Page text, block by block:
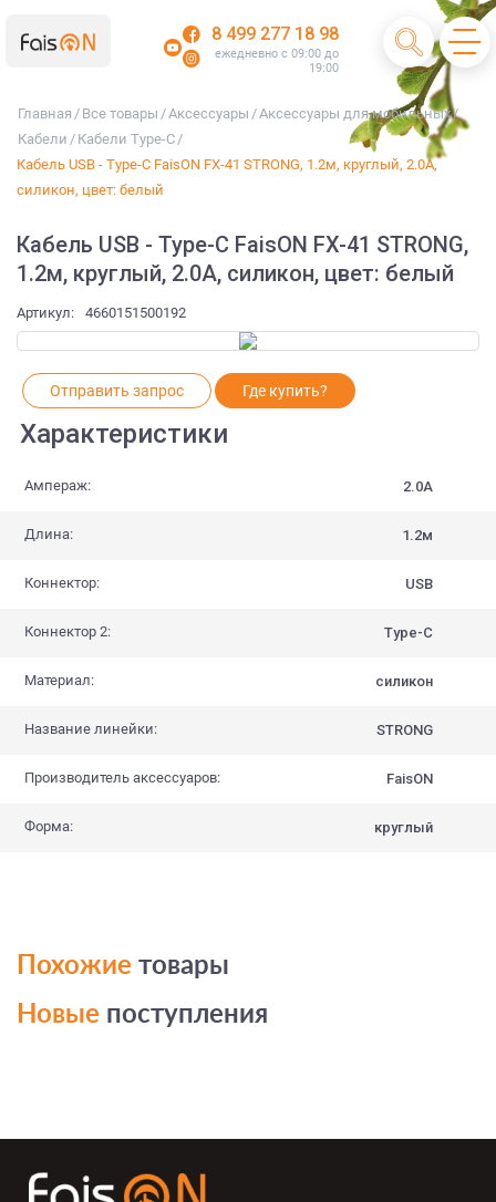
8 499 277 18 98
ежедневно с 09:00 до
19:00
Главная / Все товары / Аксессуары / Аксессуары для мобильных/
Кабели / Кабели Type-C /
Кабель USB - Type-C FaisON FX-41 STRONG, 1.2м, круглый, 2.0A,
силикон, цвет: белый
Кабель USB - Type-C FaisON FX-41 STRONG,
1.2м, круглый, 2.0A, силикон, цвет: белый
Артикул: 4660151500192
Отправить запрос Где купить?
Характеристики
Ампераж: 2.0A
Длина: 1.2м
Коннектор: USB
Коннектор 2: Type-C
Материал: силикон
Название линейки: STRONG
Производитель аксессуаров: FaisON
Форма: круглый
Похожие товары
Новые поступления